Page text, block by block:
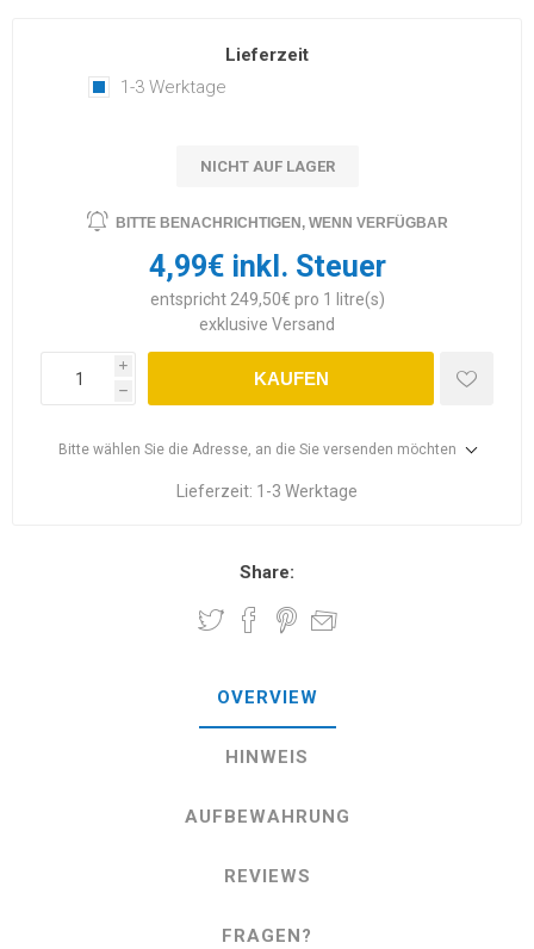
Lieferzeit
1-3 Werktage
NICHT AUF LAGER
BITTE BENACHRICHTIGEN, WENN VERFÜGBAR
4,99€ inkl. Steuer
entspricht 249,50€ pro 1 litre(s)
exklusive Versand
i
h
KAUFEN
Bitte wählen Sie die Adresse, an die Sie versenden möchten
Lieferzeit: 1-3 Werktage
Share:
OVERVIEW
HINWEIS
AUFBEWAHRUNG
REVIEWS
FRAGEN?